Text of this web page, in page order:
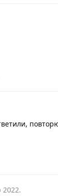
2022.